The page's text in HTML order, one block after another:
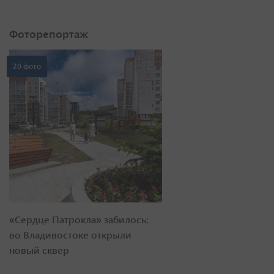
Фоторепортаж
20 фото
«Сердце Патрокла» забилось:
во Владивостоке открыли
новый сквер